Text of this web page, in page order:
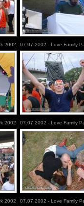
2002 07.07.2002 - Love Family
2002 07.07.2002 - Love Family
2002 07.07.2002 - Love Family